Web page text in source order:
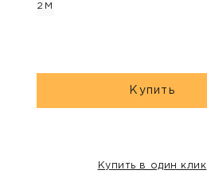
2М
Купить
Купить в один клик